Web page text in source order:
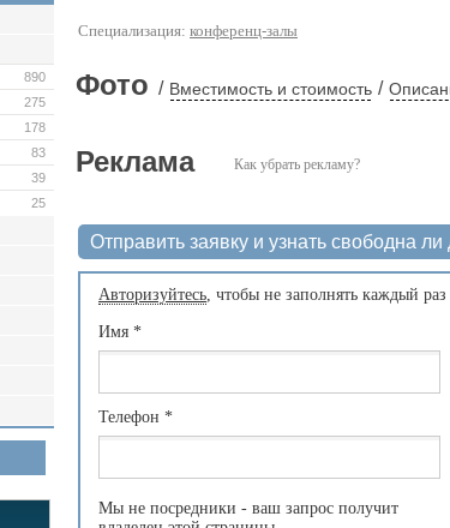
890
275
178
83
39
25
Специализация: конференц-залы
Фото / Вместимость и стоимость /
Как убрать рекламу?
Реклама
Отправить заявку и узнать свободна ли
Авторизуйтесь, чтобы не заполнять каждый
Имя *
Телефон *
Мы не посредники - ваш запрос получит